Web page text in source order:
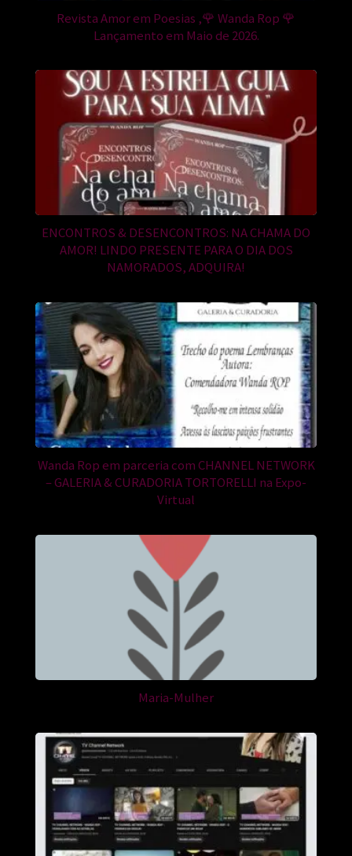
Revista Amor em Poesias ,🌹 Wanda Rop 🌹
Lançamento em Maio de 2026.
ENCONTROS & DESENCONTROS: NA CHAMA DO
AMOR! LINDO PRESENTE PARA O DIA DOS
NAMORADOS, ADQUIRA!
Wanda Rop em parceria com CHANNEL NETWORK
– GALERIA & CURADORIA TORTORELLI na Expo-
Virtual
Maria-Mulher